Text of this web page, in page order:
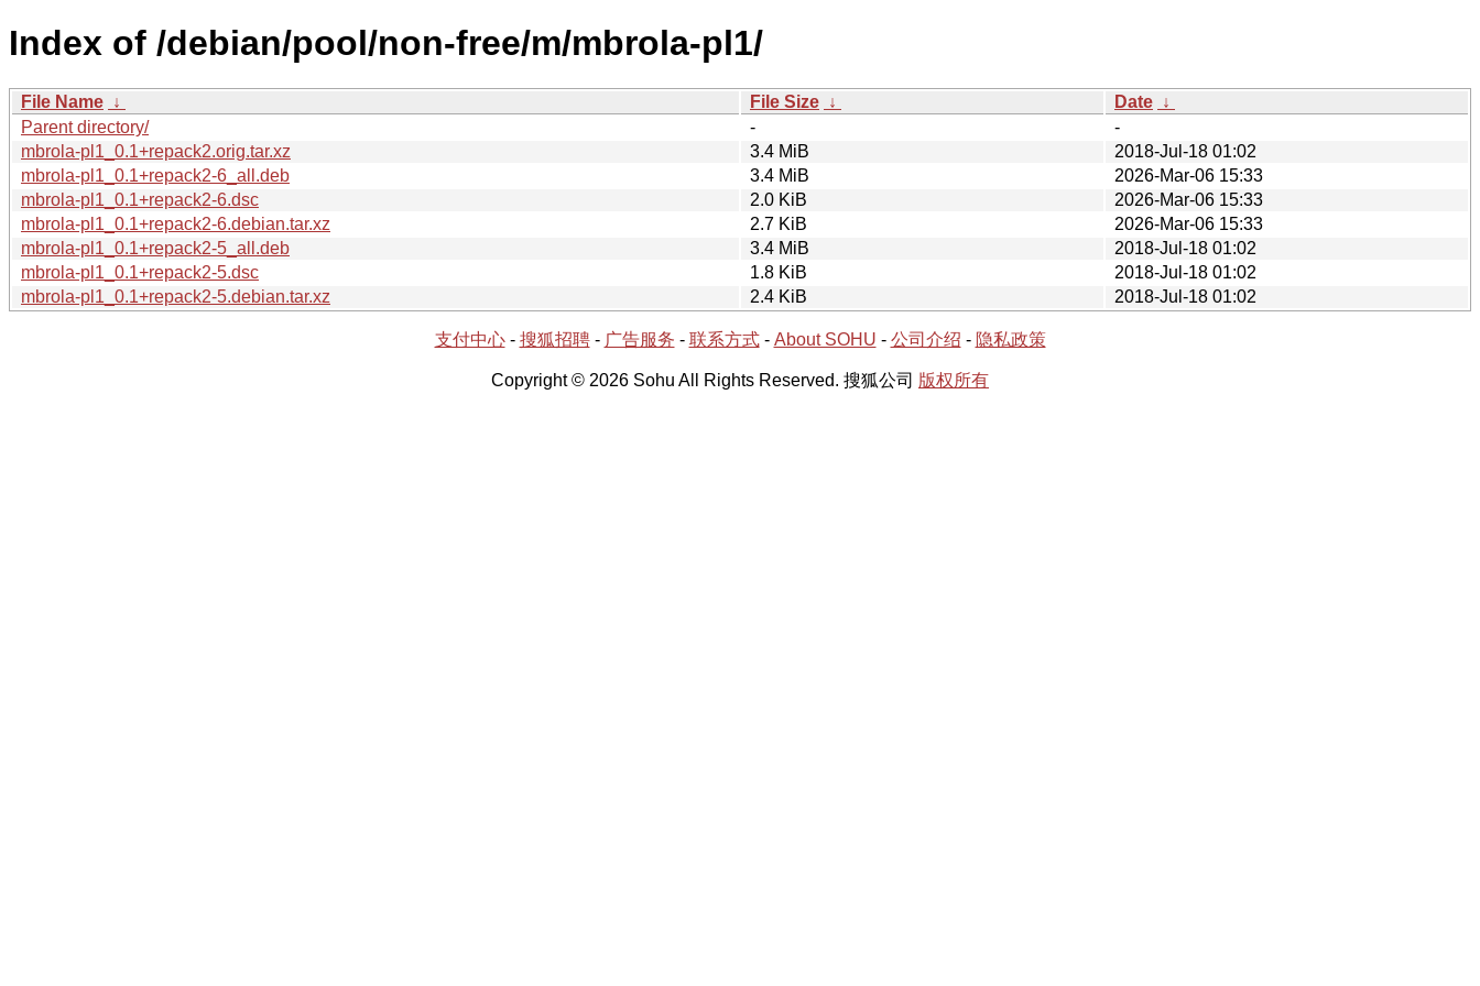
Index of /debian/pool/non-free/m/mbrola-pl1/
File Name ↓ File Size ↓ Date ↓
Parent directory/
-
-
mbrola-pl1_0.1+repack2.orig.tar.xz
3.4 MiB
2018-Jul-18 01:02
mbrola-pl1_0.1+repack2-6_all.deb
3.4 MiB
2026-Mar-06 15:33
mbrola-pl1_0.1+repack2-6.dsc
2.0 KiB
2026-Mar-06 15:33
mbrola-pl1_0.1+repack2-6.debian.tar.xz
2.7 KiB
2026-Mar-06 15:33
mbrola-pl1_0.1+repack2-5_all.deb
3.4 MiB
2018-Jul-18 01:02
mbrola-pl1_0.1+repack2-5.dsc
1.8 KiB
2018-Jul-18 01:02
mbrola-pl1_0.1+repack2-5.debian.tar.xz
2.4 KiB 2018-Jul-18 01:02
支付中心- 搜狐招聘- 广告服务 - 联系方式- About SOHU - 公司介绍 - 隐私政策
Copyright © 2026 Sohu All Rights Reserved. 搜狐公司 版权所有